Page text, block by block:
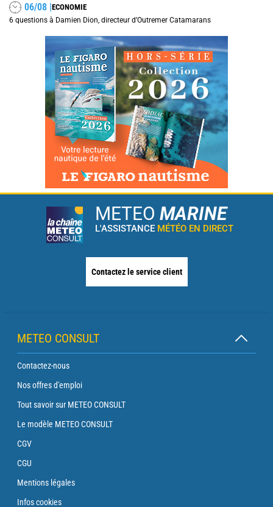
06/08 |ECONOMIE
6 questions à Damien Dion, directeur d’Outremer Catamarans
METEO MARINE
L'ASSISTANCE MÉTÉO EN DIRECT
Contactez le service client
METEO CONSULT
Contactez-nous
Nos offres d'emploi
Tout savoir sur METEO CONSULT
Le modèle METEO CONSULT
CGV
CGU
Mentions légales
Infos cookies